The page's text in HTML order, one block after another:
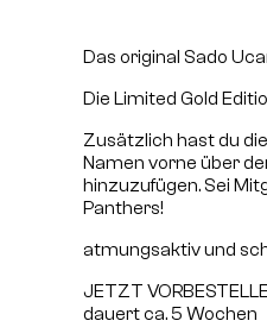
Das original Sado
Die Limited Gold
Zusätzlich hast du
Namen vorne über
hinzuzufügen. Sei
Panthers!
atmungsaktiv und
JETZT
dauert ca. 5 Wochen